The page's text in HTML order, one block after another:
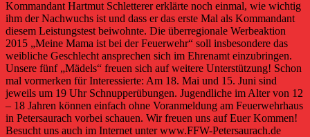
Kommandant Hartmut Schletterer erklärte noch einmal, wie wichtig
ihm der Nachwuchs ist und dass er das erste Mal als Kommandant
diesem Leistungstest beiwohnte. Die überregionale Werbeaktion
2015 „Meine Mama ist bei der Feuerwehr“ soll insbesondere das
weibliche Geschlecht ansprechen sich im Ehrenamt einzubringen.
Unsere fünf „Mädels“ freuen sich auf weitere Unterstützung! Schon
mal vormerken für Interessierte: Am 18. Mai und 15. Juni sind
jeweils um 19 Uhr Schnupperübungen. Jugendliche im Alter von 12
– 18 Jahren können einfach ohne Voranmeldung am Feuerwehrhaus
in Petersaurach vorbei schauen. Wir freuen uns auf Euer Kommen!
Besucht uns auch im Internet unter www.FFW-Petersaurach.de